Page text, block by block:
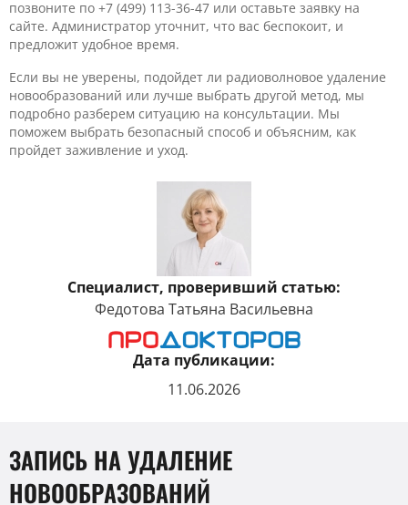
позвоните по +7 (499) 113-36-47 или оставьте заявку на
сайте. Администратор уточнит, что вас беспокоит, и
предложит удобное время.
Если вы не уверены, подойдет ли радиоволновое удаление
новообразований или лучше выбрать другой метод, мы
подробно разберем ситуацию на консультации. Мы
поможем выбрать безопасный способ и объясним, как
пройдет заживление и уход.
Специалист, проверивший статью:
Федотова Татьяна Васильевна
Дата публикации:
11.06.2026
ЗАПИСЬ НА УДАЛЕНИЕ
НОВООБРАЗОВАНИЙ